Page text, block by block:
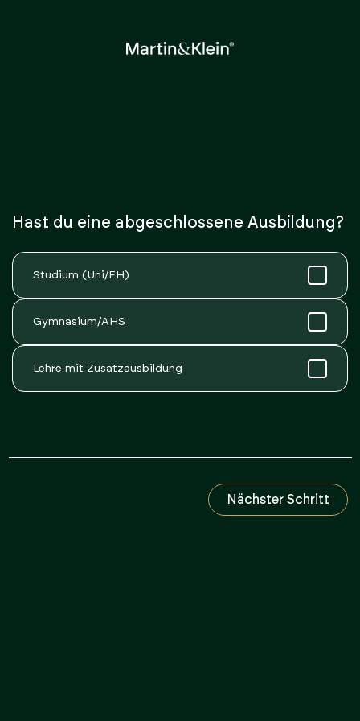
Hast du eine abgeschlossene Ausbildung?
Studium (Uni/FH)
Gymnasium/AHS
Lehre mit Zusatzausbildung
Nächster Schritt